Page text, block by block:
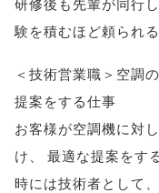
験を積むほど頼られ
＜技術営業職＞空調
提案をする仕事
お客様が空調機に対
け
最適な提案をす
時には技術者として